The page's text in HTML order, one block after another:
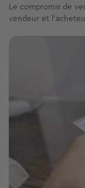
Le compromis de
vendeur et